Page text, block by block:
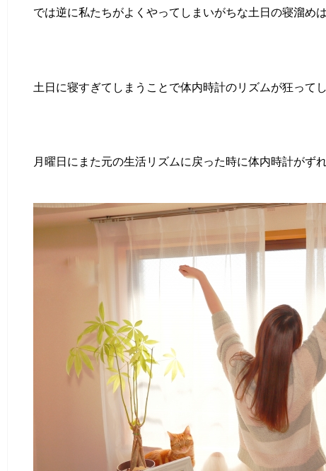
では逆に私たちがよくやってしまいがちな土日の寝溜め
土日に寝すぎてしまうことで体内時計のリズムが狂って
月曜日にまた元の生活リズムに戻った時に体内時計がず